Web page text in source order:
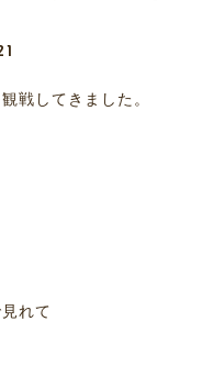
戦してきました。
れて